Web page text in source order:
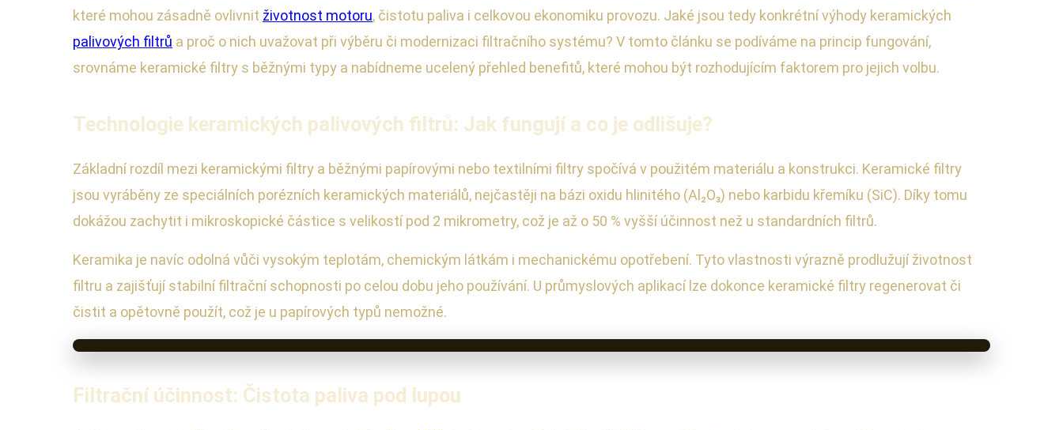
které mohou zásadně ovlivnit životnost motoru, čistotu paliva i celkovou ekonomiku provozu. Jaké jsou tedy konkrétní výhody keramických
palivových filtrů a proč o nich uvažovat při výběru či modernizaci filtračního systému? V tomto článku se podíváme na princip fungování,
srovnáme keramické filtry s běžnými typy a nabídneme ucelený přehled benefitů, které mohou být rozhodujícím faktorem pro jejich volbu.
Technologie keramických palivových filtrů: Jak fungují a co je odlišuje?
Základní rozdíl mezi keramickými filtry a běžnými papírovými nebo textilními filtry spočívá v použitém materiálu a konstrukci. Keramické filtry
jsou vyráběny ze speciálních porézních keramických materiálů, nejčastěji na bázi oxidu hlinitého (Al₂O₃) nebo karbidu křemíku (SiC). Díky tomu
dokážou zachytit i mikroskopické částice s velikostí pod 2 mikrometry, což je až o 50 % vyšší účinnost než u standardních filtrů.
Keramika je navíc odolná vůči vysokým teplotám, chemickým látkám i mechanickému opotřebení. Tyto vlastnosti výrazně prodlužují životnost
filtru a zajišťují stabilní filtrační schopnosti po celou dobu jeho používání. U průmyslových aplikací lze dokonce keramické filtry regenerovat či
čistit a opětovně použít, což je u papírových typů nemožné.
Filtrační účinnost: Čistota paliva pod lupou